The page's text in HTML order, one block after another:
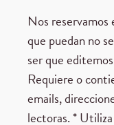
Nos
que puedan no
ser que
Requiere o
emails,
lectoras. *